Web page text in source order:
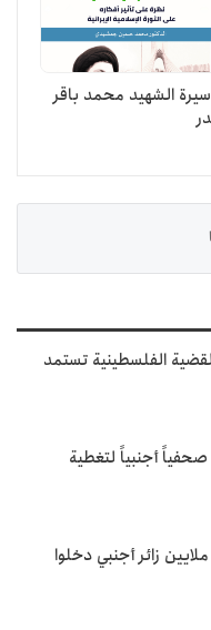
سيرة الشهيد محمد باقر
الفلسطينية تستمد
كربلاء.. 600 إعلامي و143 صحفياً أجنبياً لتغطية
الإعلام الأمني: أكثر من 3 ملايين زائر أجنبي دخلوا